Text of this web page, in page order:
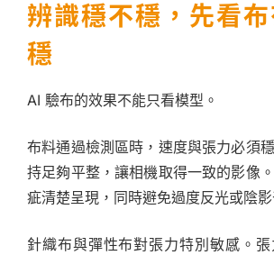
辨識穩不穩，先看
穩
AI 驗布的效果不能只看模型。
布料通過檢測區時，速度與張力必須
持足夠平整，讓相機取得一致的影像
疵清楚呈現，同時避免過度反光或陰影
針織布與彈性布對張力特別敏感。